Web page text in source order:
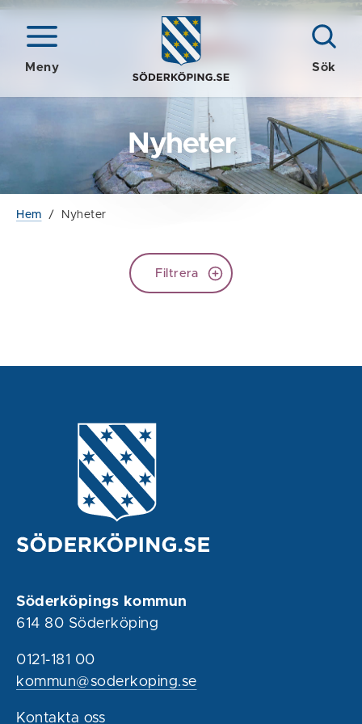
Meny Sök
Nyheter
Hem / Nyheter
Filtrera
Söderköpings kommun
614 80 Söderköping
0121-181 00
kommun@soderkoping.se
Kontakta oss